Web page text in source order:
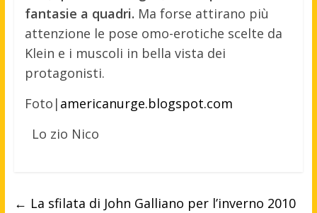
fantasie a quadri. Ma forse attirano più
attenzione le pose omo-erotiche scelte da
Klein e i muscoli in bella vista dei
protagonisti.
Foto| americanurge.blogspot.com
Lo zio Nico
← La sfilata di John Galliano per l’inverno 2010